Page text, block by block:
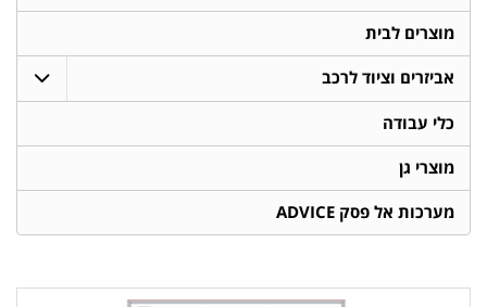
מוצרים לבית
אביזרים וציוד לרכב
כלי עבודה
מוצרי גן
מערכות אל פסק ADVICE